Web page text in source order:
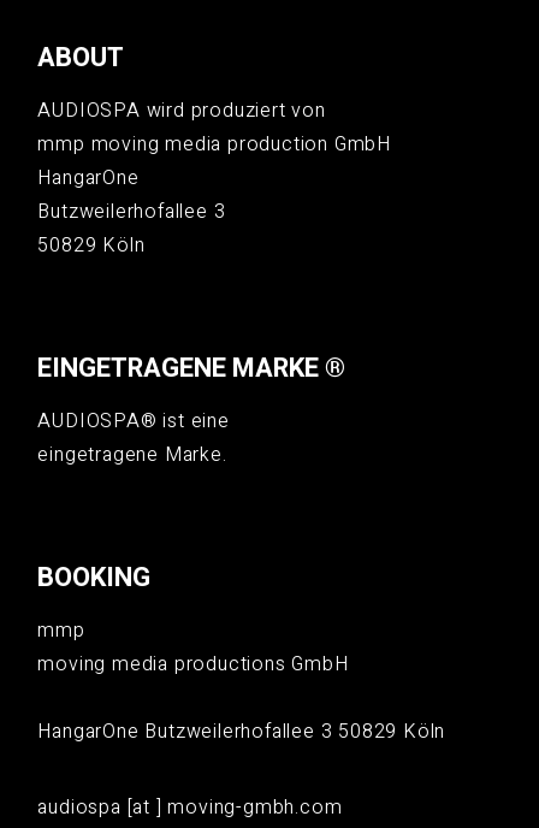
ABOUT
AUDIOSPA wird produziert von
mmp moving media production GmbH
HangarOne
Butzweilerhofallee 3
50829 Köln
EINGETRAGENE MARKE ®
AUDIOSPA® ist eine
eingetragene Marke.
BOOKING
mmp
moving media productions GmbH
HangarOne Butzweilerhofallee 3 50829 Köln
audiospa [at ] moving-gmbh.com